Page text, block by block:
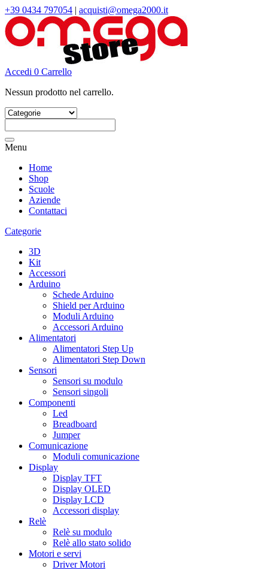
+39 0434 797054 | acquisti@omega2000.it
Accedi 0 Carrello
Nessun prodotto nel carrello.
Menu
Home
Shop
Scuole
Aziende
Contattaci
Categorie
3D
Kit
Accessori
Arduino
Schede Arduino
Shield per Arduino
Moduli Arduino
Accessori Arduino
Alimentatori
Alimentatori Step Up
Alimentatori Step Down
Sensori
Sensori su modulo
Sensori singoli
Componenti
Led
Breadboard
Jumper
Comunicazione
Moduli comunicazione
Display
Display TFT
Display OLED
Display LCD
Accessori display
Relè
Relè su modulo
Relè allo stato solido
Motori e servi
Driver Motori